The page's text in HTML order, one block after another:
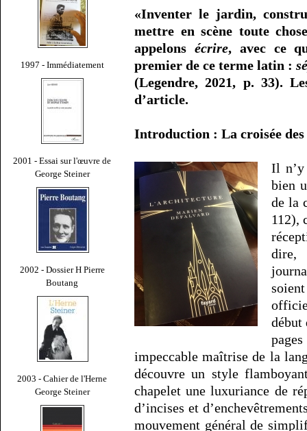
1997 - Immédiatement
2001 - Essai sur l'œuvre de
George Steiner
2002 - Dossier H Pierre
Boutang
2003 - Cahier de l'Herne
George Steiner
«Inventer le jardin,
mettre en scène toute
appelons écrire, avec ce
premier de ce terme latin :
(Legendre, 2021, p. 33).
d’article.
Introduction : La croisée des
Il
bien
de la
112),
début
impeccable maîtrise de la
découvre un style
chapelet une luxuriance de
d’incises et
mouvement général de